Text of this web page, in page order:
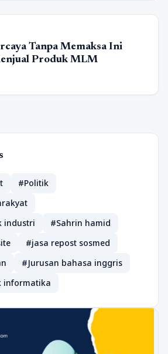
Tanpa Memaksa Ini
Produk MLM
#Politik
industri
#Sahrin hamid
#jasa repost sosmed
#Jurusan bahasa inggris
informatika